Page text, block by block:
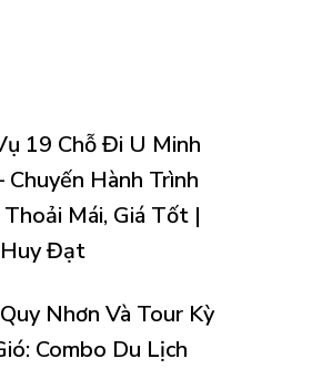
19 Chỗ Đi U Minh
Chuyến Hành Trình
Mái, Giá Tốt |
Đạt
Nhơn Và Tour Kỳ
Combo Du Lịch